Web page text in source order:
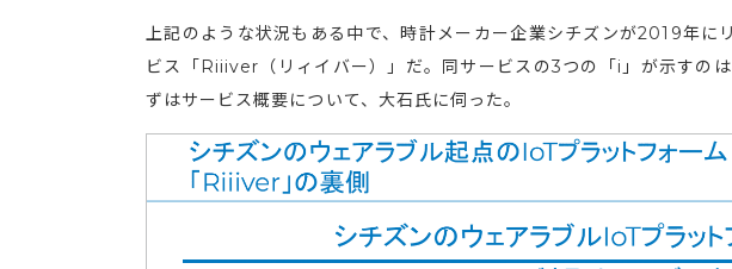
上記のような状況もある中で、時計メーカー企業シチズンが2019年に
ビス「Riiiver（リィイバー）」だ。同サービスの3つの「i」が示す
ずはサービス概要について、大石氏に伺った。